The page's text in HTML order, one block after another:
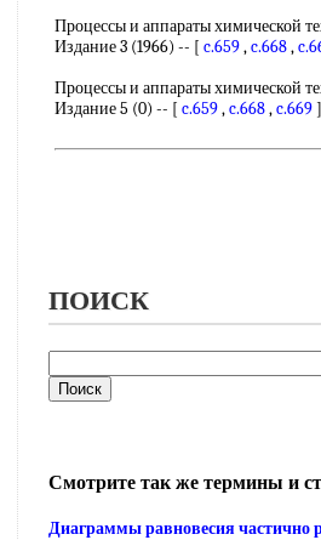
Процессы и аппараты химической
Издание 3 (1966) -- [ c.659,c.668,
Процессы и аппараты химической
Издание 5 (0) -- [ c.659,c.668,c.669]
ПОИСК
Смотрите так же термины и
Диаграммы равновесия частично